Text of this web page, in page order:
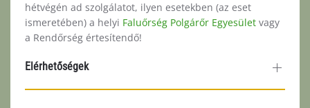
hétvégén ad szolgálatot, ilyen esetekben (az eset
ismeretében) a helyi Faluőrség Polgárőr Egyesület vagy
a Rendőrség értesítendő!
Elérhetőségek